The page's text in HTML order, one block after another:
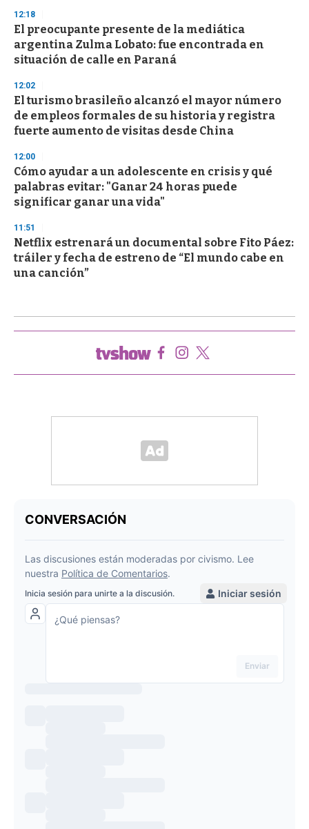
12:18
El preocupante presente de la mediática
argentina Zulma Lobato: fue encontrada en
situación de calle en Paraná
12:02
El turismo brasileño alcanzó el mayor número
de empleos formales de su historia y registra
fuerte aumento de visitas desde China
12:00
Cómo ayudar a un adolescente en crisis y qué
palabras evitar: "Ganar 24 horas puede
significar ganar una vida"
11:51
Netflix estrenará un documental sobre Fito Páez:
tráiler y fecha de estreno de “El mundo cabe en
una canción”